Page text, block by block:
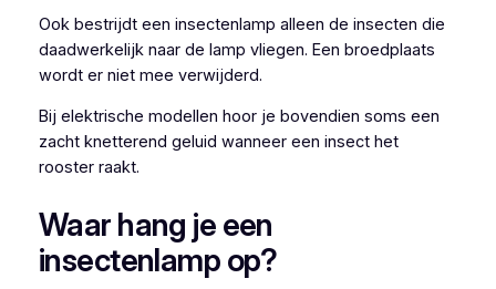
Ook bestrijdt een insectenlamp alleen de insecten die
daadwerkelijk naar de lamp vliegen. Een broedplaats
wordt er niet mee verwijderd.
Bij elektrische modellen hoor je bovendien soms een
zacht knetterend geluid wanneer een insect het
rooster raakt.
Waar hang je een
insectenlamp op?